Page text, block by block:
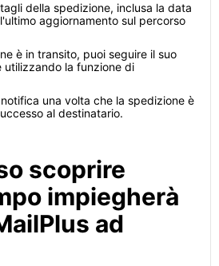
della spedizione, inclusa la data
aggiornamento sul percorso
è in transito, puoi seguire il suo
utilizzando la funzione di
una volta che la spedizione è
al destinatario.
scoprire
impiegherà
ad